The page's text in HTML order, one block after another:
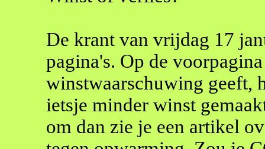
De krant van vrijdag 17
pagina's. Op de
winstwaarschuwing geeft,
ietsje minder winst
om dan zie je een artikel